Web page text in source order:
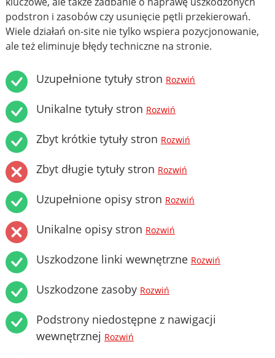
podstron i zasobów czy usunięcie pętli przekierowań.
Wiele działań on-site nie tylko wspiera pozycjonowanie,
ale też eliminuje błędy techniczne na stronie.
Uzupełnione tytuły stron Rozwiń
Unikalne tytuły stron Rozwiń
Zbyt krótkie tytuły stron Rozwiń
Zbyt długie tytuły stron Rozwiń
Uzupełnione opisy stron Rozwiń
Unikalne opisy stron Rozwiń
Uszkodzone linki wewnętrzne Rozwiń
Uszkodzone zasoby Rozwiń
Podstrony niedostępne z nawigacji
wewnętrznej Rozwiń